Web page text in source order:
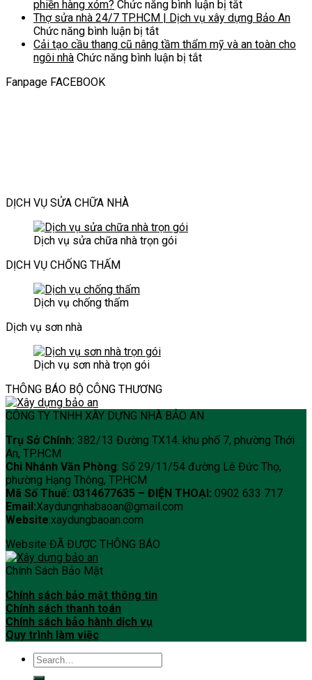
bền
vững
sang
trọng
không
sống
Xu
hướng
lựa
chọn
an
&
pháp
dựng
sơn
quang
phiền hàng xóm? Chức năng bình luận bị tắtở
Bí
sửa
Thợ sửa nhà 24/7 TP.HCM | Dịch vụ xây dựng Bảo An
Chức năng bình luận bị tắtở
Thợ
sửa
Cải tạo cầu thang cũ nâng tầm thẩm mỹ và an toàn cho
ngôi nhà Chức năng bình luận bị tắtở
Fanpage FACEBOOK
DỊCH VỤ SỬA CHỮA NHÀ
Dịch vụ sửa chữa nhà trọn gói
DỊCH VỤ CHỐNG THẤM
Dịch vụ chống thấm
Dịch vụ sơn nhà
Dịch vụ sơn nhà trọn gói
THÔNG BÁO BỘ CÔNG THƯƠNG
CÔNG TY TNHH XÂY DỰNG NHÀ BẢO AN
Trụ Sở Chính: 382/13 Đường TX14. khu phố 7, phường Thới
An, TP.HCM
Chi Nhánh Văn Phòng: Số 29/11/54 đường Lê Đức Thọ,
phường Hạng Thông, TP.HCM
Mã Số Thuế: 0314677635 – ĐIỆN THOẠI: 0902 633 717
Email:Xaydungnhabaoan@gmail.com
Website:xaydungbaoan.com
Website ĐÃ ĐƯỢC THÔNG BÁO
Chính Sách Bảo Mật
Chính sách bảo mật thông tin
Chính sách thanh toán
Chính sách bảo hành dịch vụ
Quy trình làm việc